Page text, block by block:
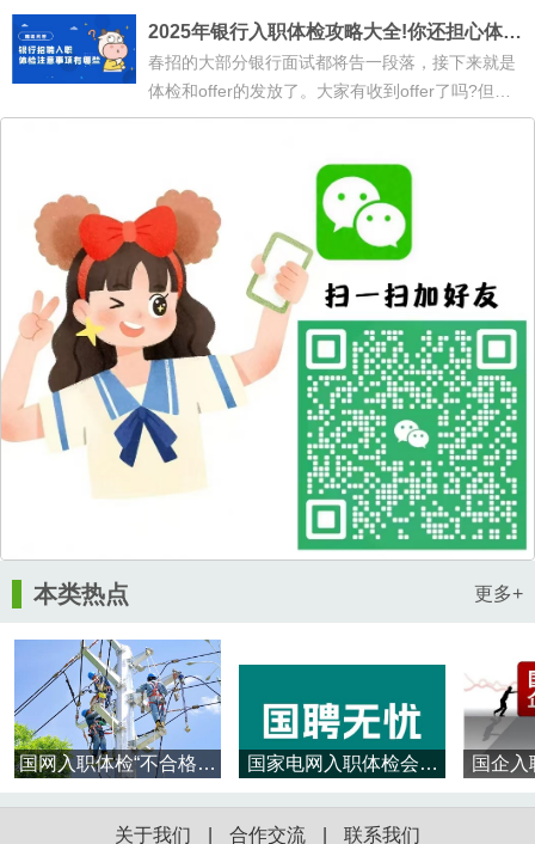
2025年银行入职体检攻略大全!你还担心体检
不合格被刷吗？
春招的大部分银行面试都将告一段落，接下来就是
体检和offer的发放了。大家有收到offer了吗?但是!
小伙伴们注意!体检环节不合格，一···
本类热点 更多+
国网入职体检“不合格情
况”大揭秘：这些雷区千
万别踩！
国家电网入职体检会不
合格吗？这样的多吗？
国企入
核
关于我们 合作交流 联系我们